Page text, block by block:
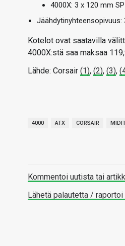
4000X: 3 x 120 mm
Kotelot ovat saatavilla
4000X:stä saa maksaa
Lähde: Corsair (1), (2), (3),
4000 ATX CORSAIR
Kommentoi uutista tai
Lähetä palautetta /